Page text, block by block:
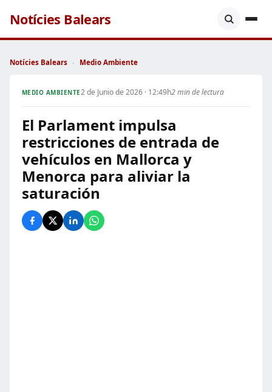
Notícies Balears
Notícies Balears › Medio Ambiente
MEDIO AMBIENTE2 de Junio de 2026 · 12:49h2 min de lectura
El Parlament impulsa
restricciones de entrada de
vehículos en Mallorca y
Menorca para aliviar la
saturación